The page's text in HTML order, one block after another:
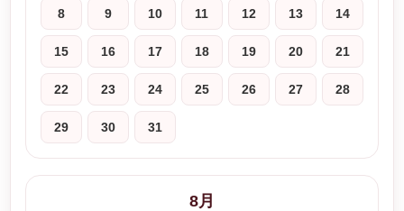
8 9 10 11 12 13 14
15 16 17 18 19 20 21
22 23 24 25 26 27 28
29 30 31
8月